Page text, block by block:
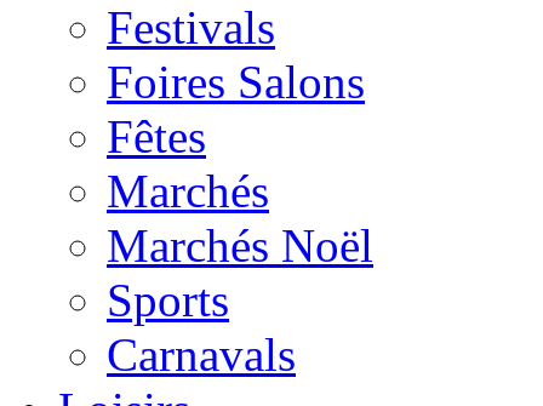
Festivals
Foires Salons
Fêtes
Marchés
Marchés Noël
Sports
Carnavals